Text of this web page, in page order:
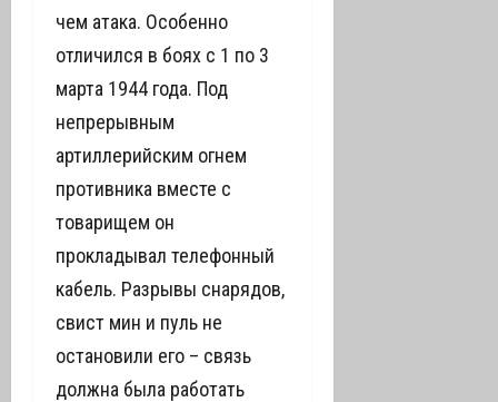
чем атака. Особенно
отличился в боях с 1 по 3
марта 1944 года. Под
непрерывным
артиллерийским огнем
противника вместе с
товарищем он
прокладывал телефонный
кабель. Разрывы снарядов,
свист мин и пуль не
остановили его – связь
должна была работать